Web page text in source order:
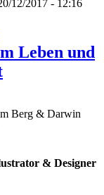
12/2017 - 12:16
Leben und
Berg & Darwin
& Designer